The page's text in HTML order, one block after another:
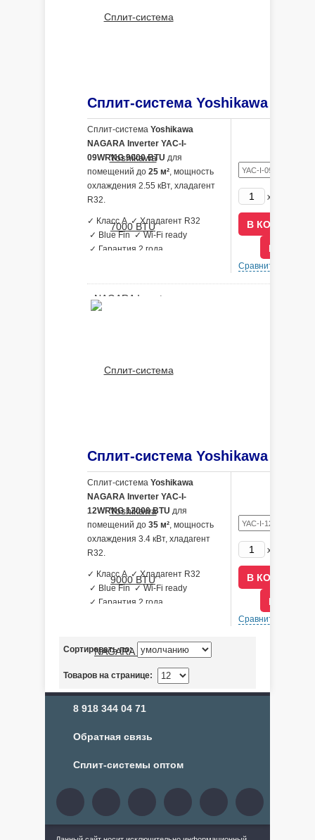
Сплит-система Yoshikawa
NAGARA Inverter YAC-I-
09WRNG 9000 BTU для
помещений до 25 м², мощность
охлаждения 2.55 кВт, хладагент
R32.
✓ Класс A ✓ Хладагент R32
✓ Blue Fin ✓ Wi-Fi ready
✓ Гарантия 2 года
x
В
Сравнить
Сплит-система Yoshikawa
NAGARA Inverter YAC-I-
12WRNG 12000 BTU для
помещений до 35 м², мощность
охлаждения 3.4 кВт, хладагент
R32.
✓ Класс A ✓ Хладагент R32
✓ Blue Fin ✓ Wi-Fi ready
✓ Гарантия 2 года
x
В
Сравнить
Сортировать по:
Товаров на странице:
8 918 344 04 71
Обратная связь
Сплит-системы оптом